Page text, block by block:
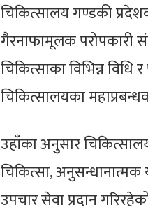
चिकित्सालय गण्डकी
गैरनाफामूलक परोपकारी
चिकित्साका विभिन्न
चिकित्सालयका
उहाँका अनुुसार
चिकित्सा, अनुसन्धानात्मक
उपचार सेवा प्रदान